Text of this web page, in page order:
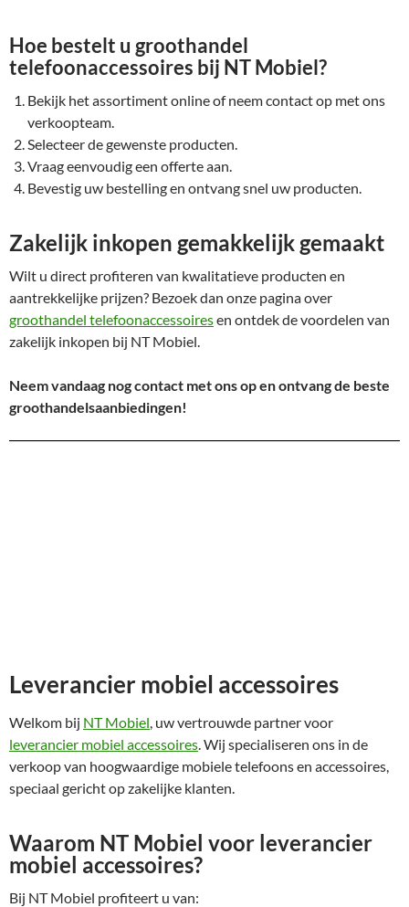
Hoe bestelt u groothandel
telefoonaccessoires bij NT Mobiel?
Bekijk het assortiment online of neem contact op met ons
verkoopteam.
Selecteer de gewenste producten.
Vraag eenvoudig een offerte aan.
Bevestig uw bestelling en ontvang snel uw producten.
Zakelijk inkopen gemakkelijk gemaakt
Wilt u direct profiteren van kwalitatieve producten en
aantrekkelijke prijzen? Bezoek dan onze pagina over
groothandel telefoonaccessoiresen ontdek de voordelen van
zakelijk inkopen bij NT Mobiel.
Neem vandaag nog contact met ons op en ontvang de beste
groothandelsaanbiedingen!
Leverancier mobiel accessoires
Welkom bij NT Mobiel, uw vertrouwde partner voor
leverancier mobiel accessoires. Wij specialiseren ons in de
verkoop van hoogwaardige mobiele telefoons en accessoires,
speciaal gericht op zakelijke klanten.
Waarom NT Mobiel voor leverancier
mobiel accessoires?
Bij NT Mobiel profiteert u van: